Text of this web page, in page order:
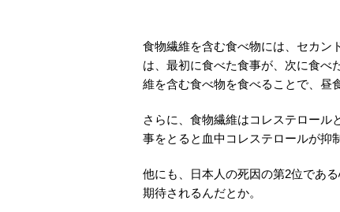
食物繊維を含む食べ物には、セカン
は、最初に食べた食事が、次に食べ
維を含む食べ物を食べることで、昼
さらに、食物繊維はコレステロール
事をとると血中コレステロールが抑
他にも、日本人の死因の第2位であ
期待されるんだとか。